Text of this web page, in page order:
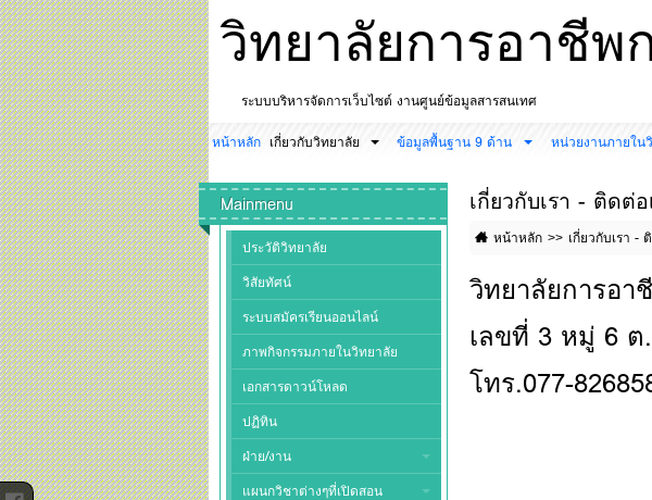
วิทยาลัยการอาชีพ
ระบบบริหารจัดการเว็บไซต์ งานศูนย์ข้อมูลสารสนเทศ
หน้าหลัก เกี่ยวกับวิทยาลัย ข้อมูลพื้นฐาน 9 ด้าน หน่วยงานภายใน
เกี่ยวกับเรา - ติดต่อ
หน้าหลัก เกี่ยวกับเรา -
วิทยาลัยการอา
เลขที่ 3 หมู่ 6
โทร.077-
Mainmenu
ประวัติวิทยาลัย
วิสัยทัศน์
ระบบสมัครเรียนออนไลน์
ภาพกิจกรรมภายในวิทยาลัย
เอกสารดาวน์โหลด
ปฏิทิน
ฝ่าย/งาน
แผนกวิชาต่างๆที่เปิดสอน